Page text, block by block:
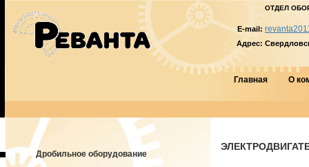
ОТДЕЛ
E-mail:
Адрес:
Главная О
Дробильное оборудование